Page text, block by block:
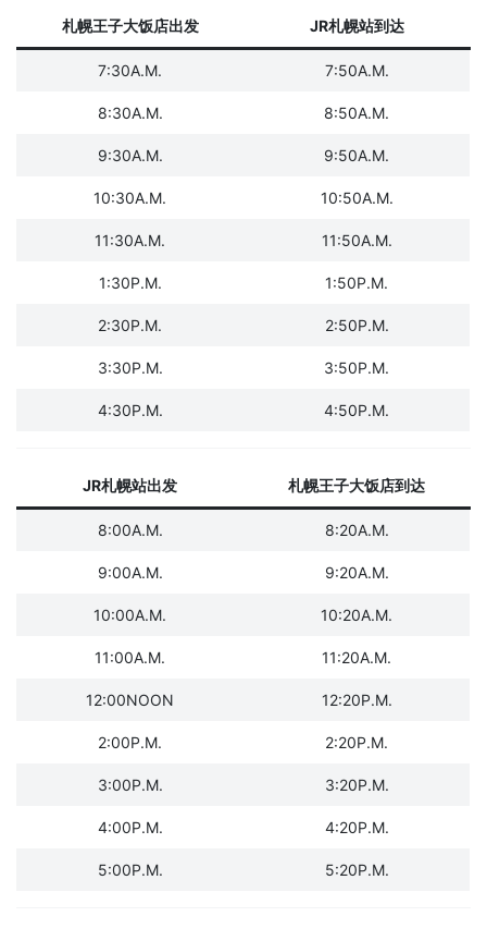
札幌王子大饭店出发 JR札幌站到达
7:30A.M. 7:50A.M.
8:30A.M. 8:50A.M.
9:30A.M. 9:50A.M.
10:30A.M. 10:50A.M.
11:30A.M. 11:50A.M.
1:30P.M. 1:50P.M.
2:30P.M. 2:50P.M.
3:30P.M. 3:50P.M.
4:30P.M. 4:50P.M.
JR札幌站出发 札幌王子大饭店到达
8:00A.M. 8:20A.M.
9:00A.M. 9:20A.M.
10:00A.M. 10:20A.M.
11:00A.M. 11:20A.M.
12:00NOON 12:20P.M.
2:00P.M. 2:20P.M.
3:00P.M. 3:20P.M.
4:00P.M. 4:20P.M.
5:00P.M. 5:20P.M.